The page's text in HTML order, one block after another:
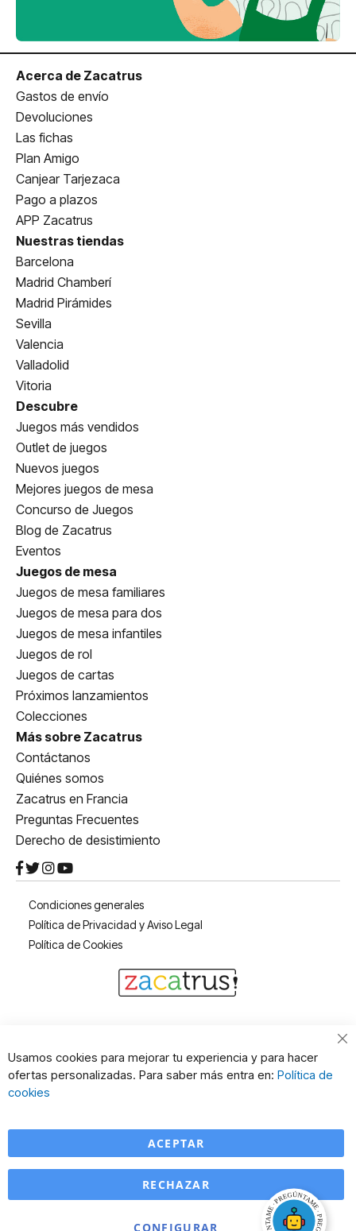
Acerca de Zacatrus
Gastos de envío
Devoluciones
Las fichas
Plan Amigo
Canjear Tarjezaca
Pago a plazos
APP Zacatrus
Nuestras tiendas
Barcelona
Madrid Chamberí
Madrid Pirámides
Sevilla
Valencia
Valladolid
Vitoria
Descubre
Juegos más vendidos
Outlet de juegos
Nuevos juegos
Mejores juegos de mesa
Concurso de Juegos
Blog de Zacatrus
Eventos
Juegos de mesa
Juegos de mesa familiares
Juegos de mesa para dos
Juegos de mesa infantiles
Juegos de rol
Juegos de cartas
Próximos lanzamientos
Colecciones
Más sobre Zacatrus
Contáctanos
Quiénes somos
Zacatrus en Francia
Preguntas Frecuentes
Derecho de desistimiento
Condiciones generales
Política de Privacidad y Aviso Legal
Política de Cookies
Usamos cookies para mejorar tu experiencia y para hacer
ofertas personalizadas. Para saber más entra en: Política de
cookies
ACEPTAR
CONFIGURAR
RECHAZAR